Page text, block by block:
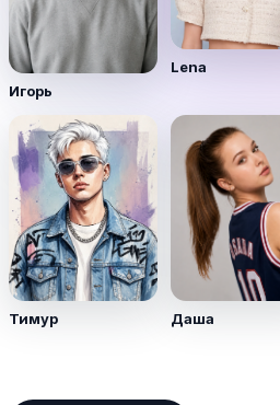
Игорь
Lena
Тимур Даша